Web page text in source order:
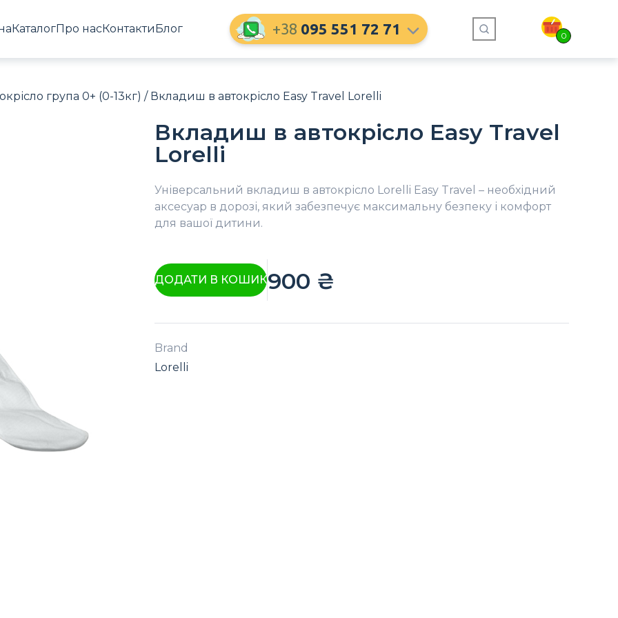
КаталогПро насКонтактиБлог +38 095 551 72 71 0
група 0+ (0-13кг) / Вкладиш в автокрісло Easy Travel Lorelli
Вкладиш в автокрісло Easy Travel
Lorelli
Універсальний вкладиш в автокрісло Lorelli Easy Travel – необхідний
аксесуар в дорозі, який забезпечує максимальну безпеку і комфорт
для вашої дитини.
ДОДАТИ В КОШИК900 ₴
Brand
Lorelli